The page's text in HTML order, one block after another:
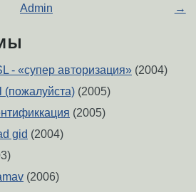
Admin →
- «супер авторизация» (2004)
(пожалуйста) (2005)
(2005)
gid (2004)
(2006)